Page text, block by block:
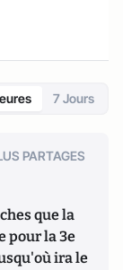
7 Jours
PARTAGES
que la
pour la 3e
ira le